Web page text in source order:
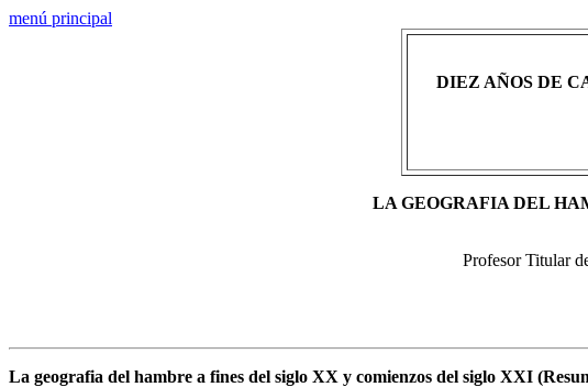
menú principal
DIEZ AÑOS DE
LA GEOGRAFIA DEL
Profesor Titular
La geografia del hambre a fines del siglo XX y comienzos del siglo XXI